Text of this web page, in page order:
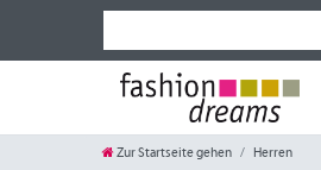
Zur Startseite gehen Herren